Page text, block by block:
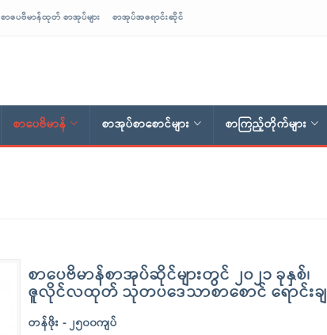
စာပေဗိမာန်ထုတ် စာအုပ်များ စာအုပ်အရောင်းဆိုင်
စာပေဗိမာန် စာအုပ်စာစောင်များ စာကြည့်တိုက်များ
စာပေဗိမာန်စာအုပ်ဆိုင်များတွင် ၂၀၂၁ ခုနှစ်၊
ဇူလိုင်လထုတ် သုတပဒေသာစာစောင် ရောင်းချ
တန်ဖိုး - ၂၅၀၀ကျပ်